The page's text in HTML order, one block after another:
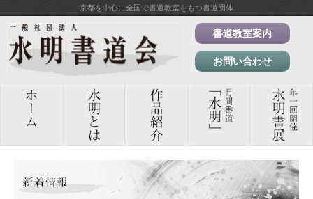
京都を中心に全国で書道教室をもつ書道団体
書道教室案内
お問い合わせ